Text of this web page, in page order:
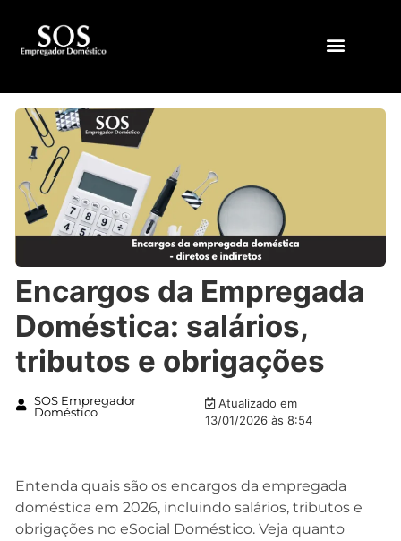
Encargos da Empregada
Doméstica: salários,
tributos e obrigações
SOS Empregador
Doméstico
Atualizado em
13/01/2026 às 8:54
Entenda quais são os encargos da empregada
doméstica em 2026, incluindo salários, tributos e
obrigações no eSocial Doméstico. Veja quanto